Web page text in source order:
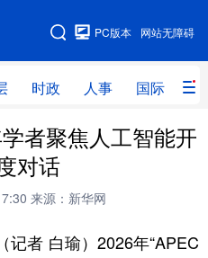
网站无障碍
PC版本
时政 人事 国际 财
地图
时政 人事
网评
全球连线
量子 体育
者聚焦人工智能开
对话
来源：新华网
者 白瑜）2026年“APEC